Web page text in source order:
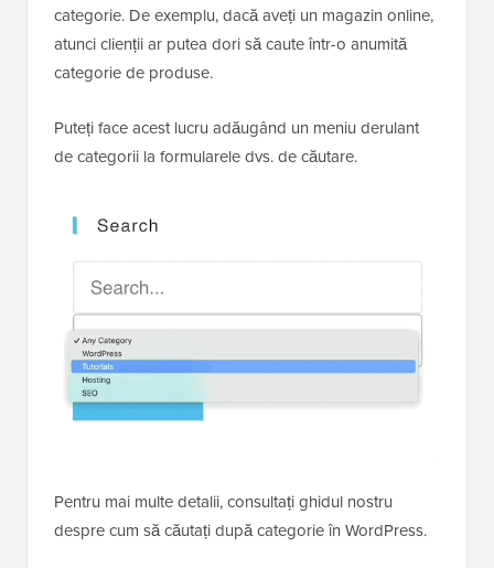
categorie. De exemplu, dacă aveți un magazin online,
atunci clienții ar putea dori să caute într-o anumită
categorie de produse.
Puteți face acest lucru adăugând un meniu derulant
de categorii la formularele dvs. de căutare.
Pentru mai multe detalii, consultați ghidul nostru
despre cum să căutați după categorie în WordPress.